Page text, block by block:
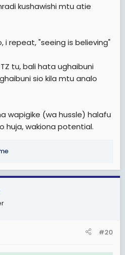
kushawishi mtu atie
i repeat, "seeing is believing"
tu, bali hata ughaibuni
sio kila mtu analo
wapigike (wa hussle) halafu
huja, wakiona potential.
#20